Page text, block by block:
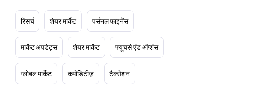
रिसर्च शेयर मार्केट पर्सनल फाइनेंस
मार्केट अपडेट्स शेयर मार्केट फ्यूचर्स एंड ऑप्शंस
ग्लोबल मार्केट कमोडिटीज़ टैक्सेशन